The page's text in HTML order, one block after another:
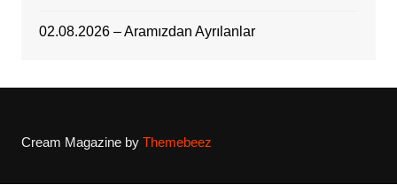
02.08.2026 – Aramızdan Ayrılanlar
Cream Magazine by Themebeez